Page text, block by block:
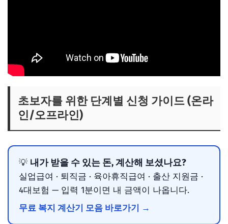
초보자를 위한 단계별 신청 가이드 (온라
인/오프라인)
💡 내가 받을 수 있는 돈, 계산해 보셨나요?
실업급여 · 퇴직금 · 육아휴직급여 · 출산 지원금 ·
4대보험 — 입력 1분이면 내 금액이 나옵니다.
무료 복지 계산기 모음 바로가기 →